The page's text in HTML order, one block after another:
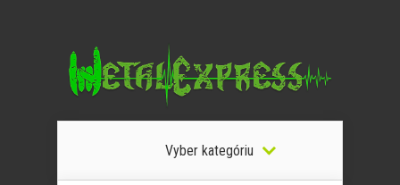
Vyber kategóriu